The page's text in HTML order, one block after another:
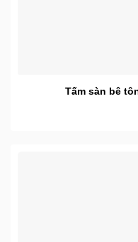
Tấm sàn bê